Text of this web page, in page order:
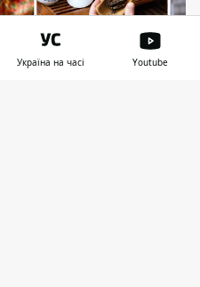
Україна на часі Youtube